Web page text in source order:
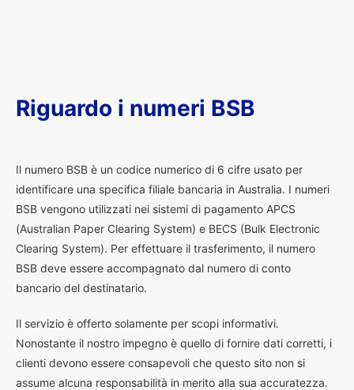
Riguardo i numeri BSB
Il numero BSB è un codice numerico di 6 cifre usato per
identificare una specifica filiale bancaria in Australia. I numeri
BSB vengono utilizzati nei sistemi di pagamento APCS
(Australian Paper Clearing System) e BECS (Bulk Electronic
Clearing System). Per effettuare il trasferimento, il numero
BSB deve essere accompagnato dal numero di conto
bancario del destinatario.
Il servizio è offerto solamente per scopi informativi.
Nonostante il nostro impegno è quello di fornire dati corretti, i
clienti devono essere consapevoli che questo sito non si
assume alcuna responsabilità in merito alla sua accuratezza.